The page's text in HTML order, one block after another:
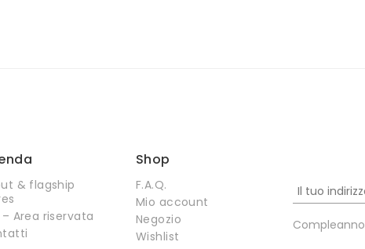
& flagship
– Area riservata
Shop
F.A.Q.
Mio account
Negozio
Wishlist
Compleanno